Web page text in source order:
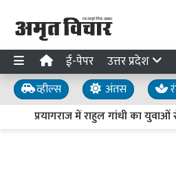
ई-पेपर उत्तर प्रदेश
व्हील्स अंतस
प्रयागराज में राहुल गांधी का